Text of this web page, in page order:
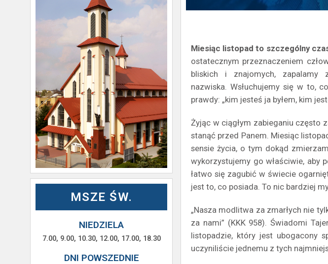
MSZE ŚW.
NIEDZIELA
7.00, 9.00, 10.30, 12.00, 17.00, 18.30
DNI POWSZEDNIE
Miesiąc listopad to szczególny
ostatecznym przeznaczeniem
bliskich i znajomych,
nazwiska. Wsłuchujemy się w to,
prawdy: „kim jesteś ja byłem, kim
Żyjąc w ciągłym zabieganiu często
stanąć przed Panem. Miesiąc
sensie życia, o tym dokąd
wykorzystujemy go właściwie, aby
łatwo się zagubić w świecie
jest to, co posiada. To nic bardziej
„Nasza modlitwa za zmarłych nie
za nami” (KKK 958). Świadomi
listopadzie, który jest ubogacony
uczyniliście jednemu z tych